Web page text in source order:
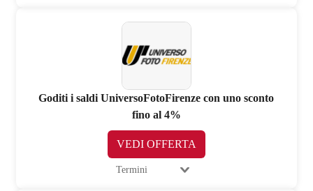
Goditi i saldi UniversoFotoFirenze con uno sconto
fino al 4%
VEDI OFFERTA
Termini